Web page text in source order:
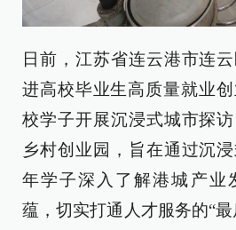
日前，江苏省连云港市连
进高校毕业生高质量就业
校学子开展沉浸式城市探
乡村创业园，旨在通过沉
年学子深入了解港城产业
蕴，切实打通人才服务的“